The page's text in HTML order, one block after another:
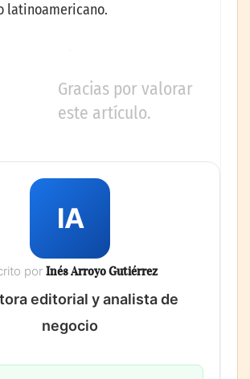
latinoamericano.
Gracias por valorar
este artículo.
IA
por Inés Arroyo Gutiérrez
editorial y analista de
negocio